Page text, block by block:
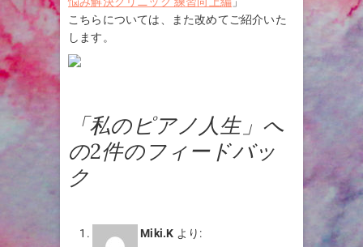
こちらについては、また改めてご紹介いた
します。
「私のピアノ人生」へ
の2件のフィードバッ
ク
Miki.K より: